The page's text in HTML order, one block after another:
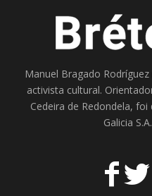
Manuel Bragado
activista cultural.
Cedeira de Redondela, foi
Galicia S.A